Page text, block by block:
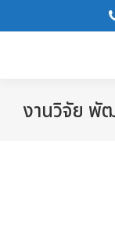
งานวิจัย พั